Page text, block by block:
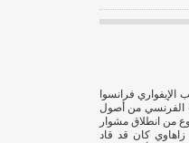
الإيفواري فرانسوا
الفرنسي من أصول
من انطلاق مشوار
يذكر أنّ زاهاوي كان قد قاد